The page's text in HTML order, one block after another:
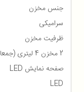
جنس مخزن
سرامیکی
ظرفیت مخزن
2 مخزن 4 لیتری (جمعا 8 لیتری)
صفحه نمایش LED
LED